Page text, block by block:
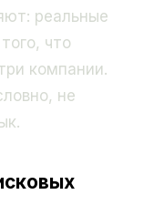
реальные
что
компании.
не